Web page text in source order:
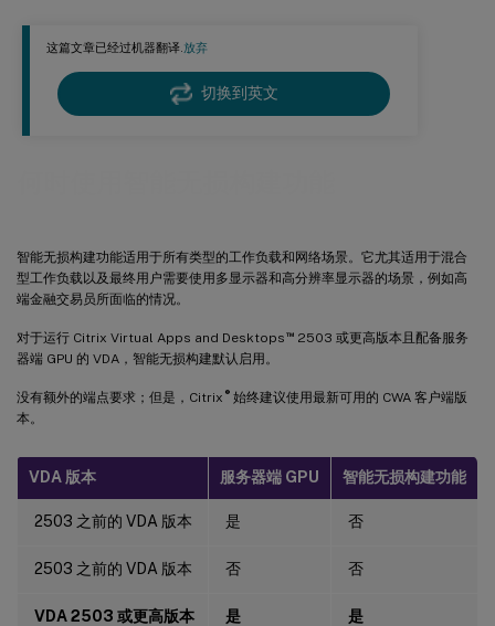
这篇文章已经过机器翻译.放弃
切换到英文
智能无损构建功能适用于所有类型的工作负载和网络场景。它尤其适用于混合
型工作负载以及最终用户需要使用多显示器和高分辨率显示器的场景，例如高
端金融交易员所面临的情况。
对于运行 Citrix Virtual Apps and Desktops ™2503 或更高版本且配备服务
器端 GPU 的 VDA，智能无损构建默认启用。
没有额外的端点要求；但是，Citrix ®始终建议使用最新可用的 CWA 客户端版
本。
VDA 版本 服务器端 GPU 智能无损构建功能
2503 之前的 VDA 版本 是 否
2503 之前的 VDA 版本 否 否
VDA 2503 或更高版本 是 是